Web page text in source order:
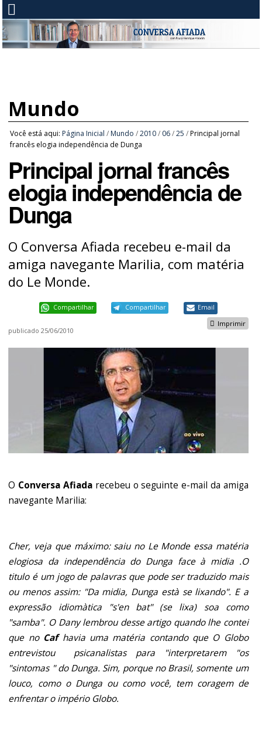
Mundo
Você está aqui: Página Inicial / Mundo /2010 / 06 /25 /Principal jornal
francês elogia independência de Dunga
Principal jornal francês
elogia independência de
Dunga
O Conversa Afiada recebeu e-mail da
amiga navegante Marilia, com matéria
do Le Monde.
Compartilhar Compartilhar Email
Imprimir
publicado 25/06/2010
O Conversa Afiada recebeu o seguinte e-mail da amiga
navegante Marilia:
Cher, veja que máximo: saiu no Le Monde essa matéria
elogiosa da independência do Dunga face à midia .O
titulo é um jogo de palavras que pode ser traduzido mais
ou menos assim: "Da midia, Dunga està se lixando". E a
expressão idiomàtica "s'en bat" (se lixa) soa como
"samba". O Dany lembrou desse artigo quando lhe contei
que no Cafhavia uma matéria contando que O Globo
entrevistou psicanalistas para "interpretarem "os
"sintomas " do Dunga. Sim, porque no Brasil, somente um
louco, como o Dunga ou como você, tem coragem de
enfrentar o império Globo.